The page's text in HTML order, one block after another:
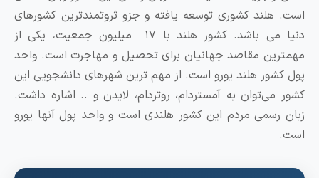
هلند کشوری توسعه یافته و جزو ثروتمندترین کشورهای
دنیا می باشد. کشور هلند با ۱۷ میلیون جمعیت، یکی از
مقاصد جهانیان برای تحصیل و مهاجرت است. واحد
کشور هلند یورو است. از مهم‌ ترین شهرهای دانشجویی این
می‌توان به آمستردام، روتردام، لایدن و .. اشاره داشت.
رسمی مردم این کشور هلندی است و واحد پول آنها یورو